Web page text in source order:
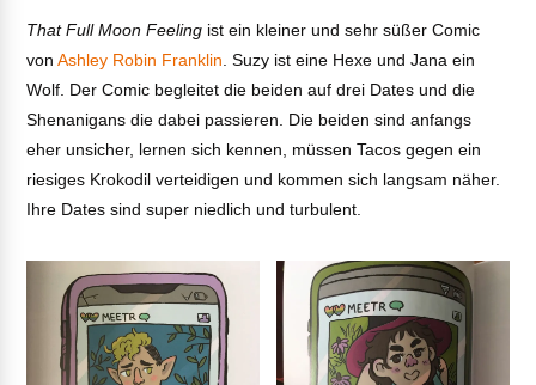
That Full Moon Feeling ist ein kleiner und sehr süßer Comic
vonAshley Robin Franklin . Suzy ist eine Hexe und Jana ein
Wolf. Der Comic begleitet die beiden auf drei Dates und die
Shenanigans die dabei passieren. Die beiden sind anfangs
eher unsicher, lernen sich kennen, müssen Tacos gegen ein
riesiges Krokodil verteidigen und kommen sich langsam näher.
Ihre Dates sind super niedlich und turbulent.